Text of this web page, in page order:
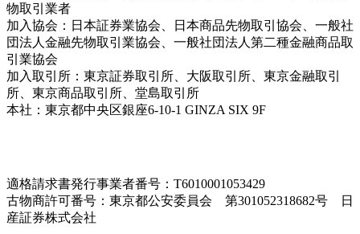
物取引業者
加入協会：日本証券業協会、日本商品先物取引協会、一般社
団法人金融先物取引業協会、一般社団法人第二種金融商品取
引業協会
加入取引所：東京証券取引所、大阪取引所、東京金融取引
所、東京商品取引所、堂島取引所
本社：東京都中央区銀座6-10-1 GINZA SIX 9F
適格請求書発行事業者番号：T6010001053429
古物商許可番号：東京都公安委員会 第301052318682号 日
産証券株式会社